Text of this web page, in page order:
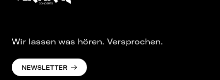
Wir lassen was hören. Versprochen.
NEWSLETTER